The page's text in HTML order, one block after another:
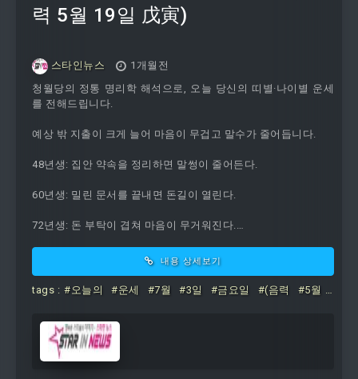
력 5월 19일 戊寅)
스타인뉴스
1개월전
청월당의 정통 명리학 해석으로, 오늘 당신의 띠별·나이별 운세
를 전해드립니다.
예상 밖 지출이 크게 늘어 마음이 무겁고 말수가 줄어듭니다.
48년생: 집안 약속을 정리하면 말썽이 줄어든다.
60년생: 밀린 문서를 끝내면 돈길이 열린다.
72년생: 돈 부탁이 겹쳐 마음이 무거워진다.
84년생: 윗선의 재촉으로 계획이 흔들린다.
96년생: 배운 것을 바로 써먹어 평가를 받아라. 가까운 사람의 농
49년생: 오래 미룬 수납장을 정리하라. 6...
내용 상세보기
tags : #오늘의 #운세 #7월 #3일 #금요일 #(음력
#5월